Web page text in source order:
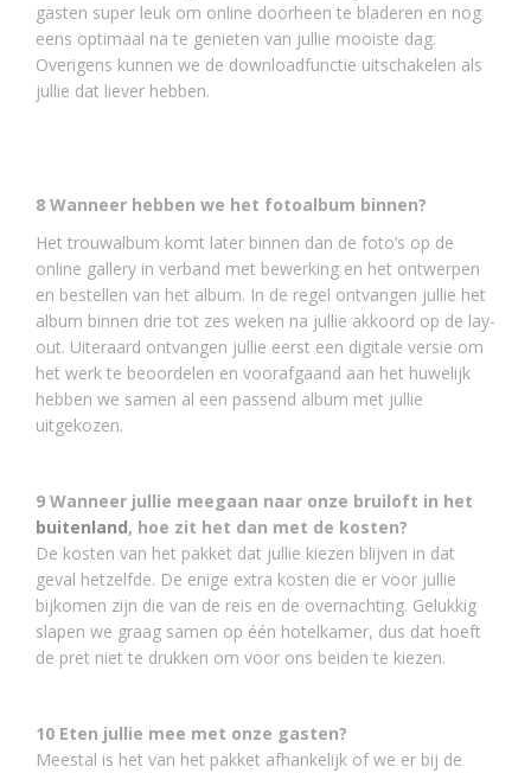
gasten super leuk om online doorheen te bladeren en nog
eens optimaal na te genieten van jullie mooiste dag.
Overigens kunnen we de downloadfunctie uitschakelen als
jullie dat liever hebben.
8 Wanneer hebben we het fotoalbum binnen?
Het trouwalbum komt later binnen dan de foto’s op de
online gallery in verband met bewerking en het ontwerpen
en bestellen van het album. In de regel ontvangen jullie het
album binnen drie tot zes weken na jullie akkoord op de lay-
out. Uiteraard ontvangen jullie eerst een digitale versie om
het werk te beoordelen en voorafgaand aan het huwelijk
hebben we samen al een passend album met jullie
uitgekozen.
9 Wanneer jullie meegaan naar onze bruiloft in het
buitenland, hoe zit het dan met de kosten?
De kosten van het pakket dat jullie kiezen blijven in dat
geval hetzelfde. De enige extra kosten die er voor jullie
bijkomen zijn die van de reis en de overnachting. Gelukkig
slapen we graag samen op één hotelkamer, dus dat hoeft
de pret niet te drukken om voor ons beiden te kiezen.
10 Eten jullie mee met onze gasten?
Meestal is het van het pakket afhankelijk of we er bij de